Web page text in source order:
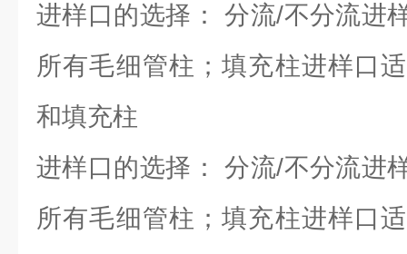
进样口的选择： 分流/不分流进
所有毛细管柱；填充柱进样口
和填充柱
进样口的选择： 分流/不分流进
所有毛细管柱；填充柱进样口